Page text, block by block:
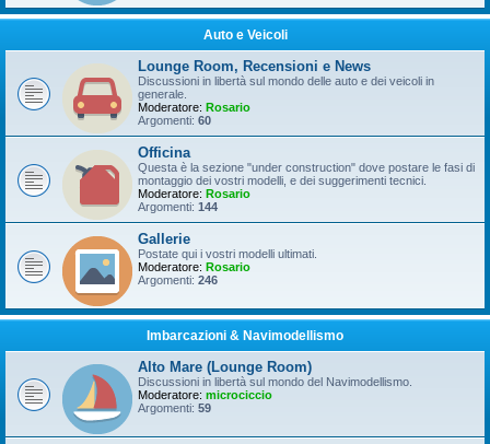
Auto e Veicoli
Lounge Room, Recensioni e News
Discussioni in libertà sul mondo delle auto e dei veicoli in
generale.
Moderatore: Rosario
Argomenti: 60
Officina
Questa è la sezione "under construction" dove postare le fasi di
montaggio dei vostri modelli, e dei suggerimenti tecnici.
Moderatore: Rosario
Argomenti: 144
Gallerie
Postate qui i vostri modelli ultimati.
Moderatore: Rosario
Argomenti: 246
Imbarcazioni & Navimodellismo
Alto Mare (Lounge Room)
Discussioni in libertà sul mondo del Navimodellismo.
Moderatore: microciccio
Argomenti: 59